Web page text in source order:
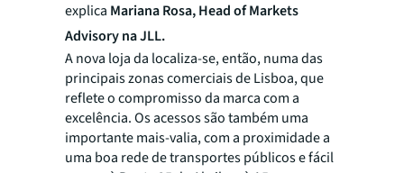
explica Mariana Rosa, Head of Markets
Advisory na JLL.
A nova loja da localiza-se, então, numa das
principais zonas comerciais de Lisboa, que
reflete o compromisso da marca com a
excelência. Os acessos são também uma
importante mais-valia, com a proximidade a
uma boa rede de transportes públicos e fácil